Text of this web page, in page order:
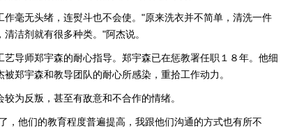
作毫无头绪，连熨斗也不会使。"原来洗衣并不简单，清洗一件
洁剂就有很多种类。"阿杰说。
导师郑宇森的耐心指导。郑宇森已在惩教署任职１８年。他细
郑宇森和教导团队的耐心所感染，重拾工作动力。
为反叛，甚至有敌意和不合作的情绪。
，他们的教育程度普遍提高，我跟他们沟通的方式也有所不